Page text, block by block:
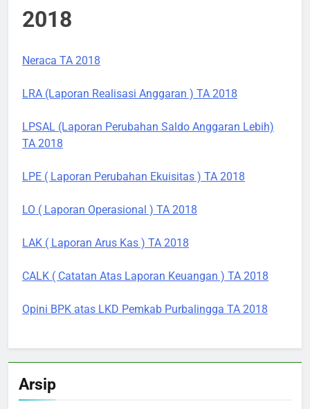
2018
Neraca TA 2018
LRA (Laporan Realisasi Anggaran ) TA 2018
LPSAL (Laporan Perubahan Saldo Anggaran Lebih)
TA 2018
LPE ( Laporan Perubahan Ekuisitas ) TA 2018
LO ( Laporan Operasional ) TA 2018
LAK ( Laporan Arus Kas ) TA 2018
CALK ( Catatan Atas Laporan Keuangan ) TA 2018
Opini BPK atas LKD Pemkab Purbalingga TA 2018
Arsip